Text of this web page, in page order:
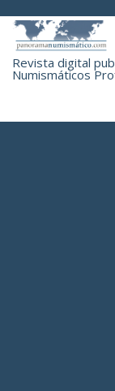
Revista digital
Numismáticos